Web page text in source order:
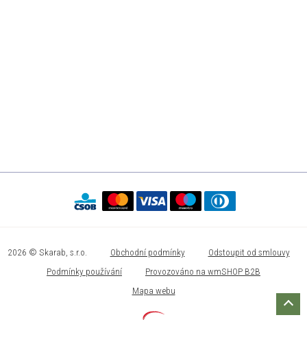
2026 © Skarab, s.r.o. Obchodní podmínky
Odstoupit od smlouvy
Podmínky používání
Provozováno na wmSHOP B2B
Mapa webu